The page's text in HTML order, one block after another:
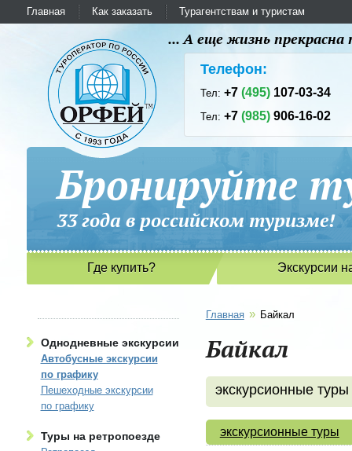
Главная Как заказать Турагентствам и туристам
... А еще жизнь
Телефон:
Тел:+7(495) 107-03-34
Тел:+7(985) 906-16-02
Бронируйте
33 года в российском
Где купить? Экскурсии
Однодневные экскурсии
Автобусные экскурсии
по графику
Пешеходные экскурсии
по графику
Туры на ретропоезде
Главная » Байкал
Байкал
экскурсионные туры
экскурсионные туры